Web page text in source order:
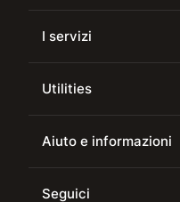
I servizi
Utilities
Aiuto e informazioni
Seguici